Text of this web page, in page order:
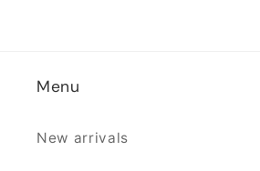
Menu
New arrivals